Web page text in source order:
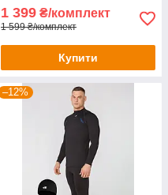
1 399 ₴/комплект
1 599 ₴/комплект
Купити
–12%